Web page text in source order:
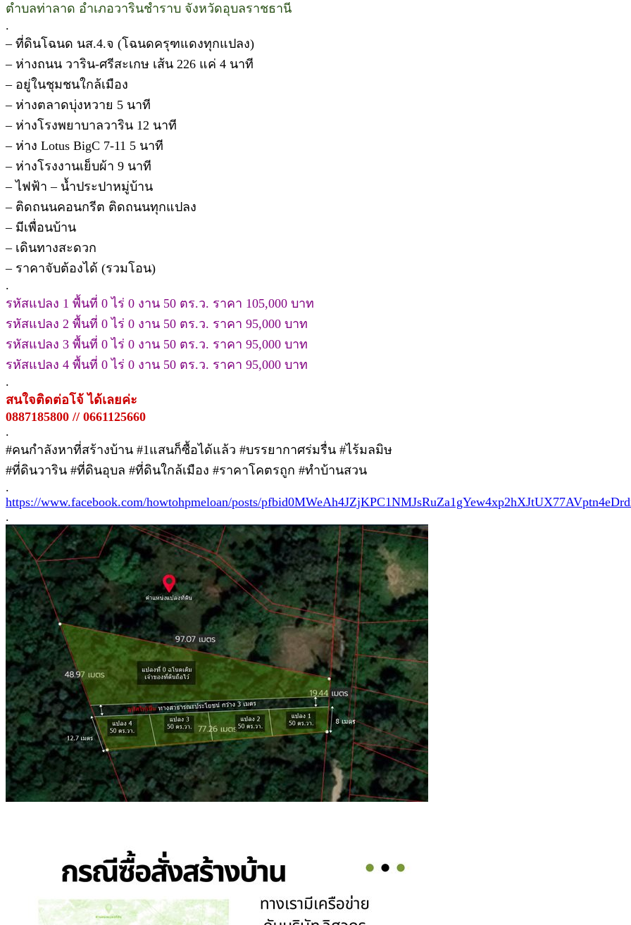
ตำบลท่าลาด อำเภอวารินชำราบ จังหวัดอุบลราชธานี
.
– ที่ดินโฉนด นส.4.จ (โฉนดครุฑแดงทุกแปลง)
– ห่างถนน วาริน-ศรีสะเกษ เส้น 226 แค่ 4 นาที
– อยู่ในชุมชนใกล้เมือง
– ห่างตลาดบุ่งหวาย 5 นาที
– ห่างโรงพยาบาลวาริน 12 นาที
– ห่าง Lotus BigC 7-11 5 นาที
– ห่างโรงงานเย็บผ้า 9 นาที
– ไฟฟ้า – น้ำประปาหมู่บ้าน
– ติดถนนคอนกรีต ติดถนนทุกแปลง
– มีเพื่อนบ้าน
– เดินทางสะดวก
– ราคาจับต้องได้ (รวมโอน)
.
รหัสแปลง 1 พื้นที่ 0 ไร่ 0 งาน 50 ตร.ว. ราคา 105,000 บาท
รหัสแปลง 2 พื้นที่ 0 ไร่ 0 งาน 50 ตร.ว. ราคา 95,000 บาท
รหัสแปลง 3 พื้นที่ 0 ไร่ 0 งาน 50 ตร.ว. ราคา 95,000 บาท
รหัสแปลง 4 พื้นที่ 0 ไร่ 0 งาน 50 ตร.ว. ราคา 95,000 บาท
.
สนใจติดต่อโจ้ ได้เลยค่ะ
0887185800 // 0661125660
.
#คนกำลังหาที่สร้างบ้าน #1แสนก็ซื้อได้แล้ว #บรรยากาศร่มรื่น #ไร้มลมิษ
#ที่ดินวาริน #ที่ดินอุบล #ที่ดินใกล้เมือง #ราคาโคตรถูก #ทำบ้านสวน
.
https://www.facebook.com/howtohpmeloan/posts/
.